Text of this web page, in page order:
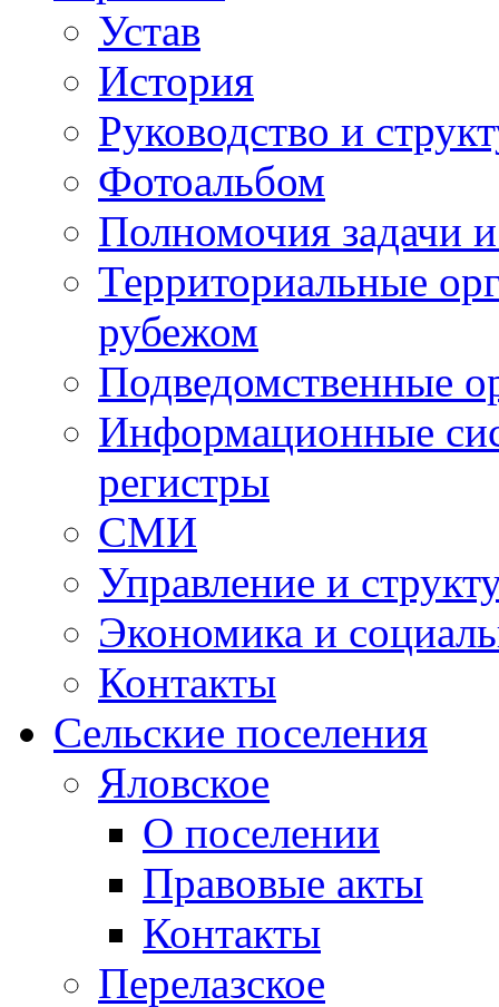
Устав
История
Руководство и
Фотоальбом
Полномочия задачи
Территориальные
рубежом
Подведомственные
Информационные
регистры
СМИ
Управление и
Экономика и
Контакты
Сельские поселения
Яловское
О поселении
Правовые акты
Контакты
Перелазское